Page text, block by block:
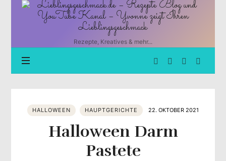
Lieblingsgeschmack.de
Rezepte
und
YouTube
Kanal
zeigt
Ihren
Lieblingsgeschmack
Rezepte, Kreatives & mehr...
HALLOWEEN HAUPTGERICHTE 22. OKTOBER 2021
Halloween Darm
Pastete